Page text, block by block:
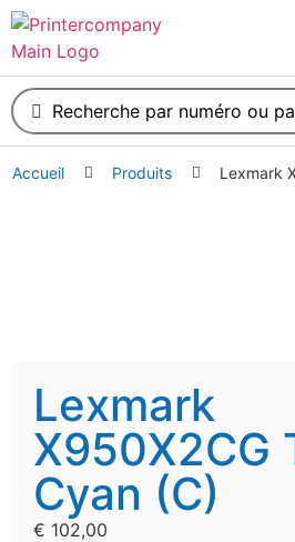
Accueil Produits Lexmark
Lexmark
X950X2CG
Cyan (C)
€ 102,00